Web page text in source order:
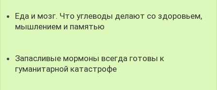
Еда и мозг. Что углеводы делают со здоровьем,
мышлением и памятью
Запасливые мормоны всегда готовы к
гуманитарной катастрофе